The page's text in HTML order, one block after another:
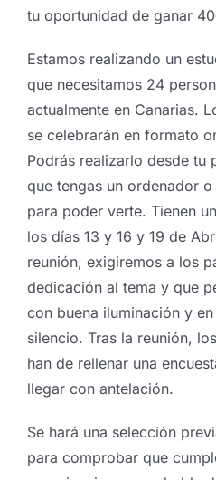
tu oportunidad de ganar
Estamos realizando un
que necesitamos 24
actualmente en Canarias.
se celebrarán en formato
Podrás realizarlo desde tu
que tengas un ordenador
para poder verte. Tienen
los días 13 y 16 y 19 de
reunión, exigiremos a los
dedicación al tema y que
con buena iluminación y
silencio. Tras la reunión,
han de rellenar una
llegar con antelación.
Se hará una selección
para comprobar que